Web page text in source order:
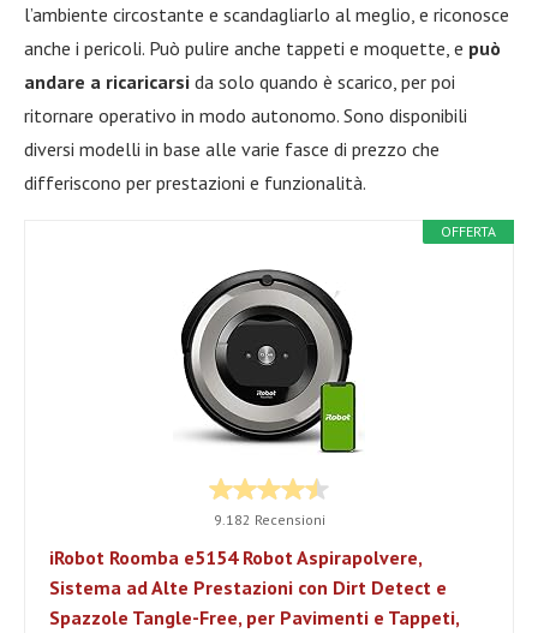
l’ambiente circostante e scandagliarlo al meglio, e riconosce
anche i pericoli. Può pulire anche tappeti e moquette, e può
andare a ricaricarsi da solo quando è scarico, per poi
ritornare operativo in modo autonomo. Sono disponibili
diversi modelli in base alle varie fasce di prezzo che
differiscono per prestazioni e funzionalità.
OFFERTA
9.182 Recensioni
iRobot Roomba e5154 Robot Aspirapolvere,
Sistema ad Alte Prestazioni con Dirt Detect e
Spazzole Tangle-Free, per Pavimenti e Tappeti,